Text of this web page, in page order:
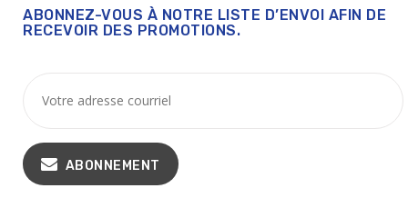
ABONNEZ-VOUS À NOTRE LISTE D’ENVOI AFIN DE
RECEVOIR DES PROMOTIONS.
ABONNEMENT